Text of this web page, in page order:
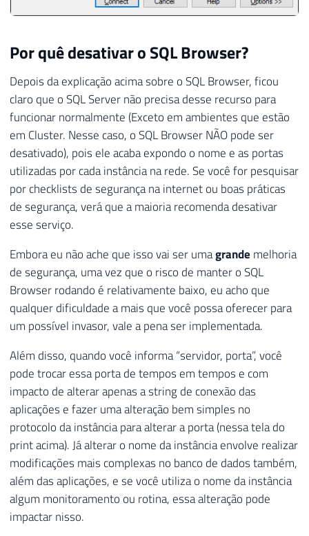
Por quê desativar o SQL Browser?
Depois da explicação acima sobre o SQL Browser, ficou
claro que o SQL Server não precisa desse recurso para
funcionar normalmente (Exceto em ambientes que estão
em Cluster. Nesse caso, o SQL Browser NÃO pode ser
desativado), pois ele acaba expondo o nome e as portas
utilizadas por cada instância na rede. Se você for pesquisar
por checklists de segurança na internet ou boas práticas
de segurança, verá que a maioria recomenda desativar
esse serviço.
Embora eu não ache que isso vai ser umagrande melhoria
de segurança, uma vez que o risco de manter o SQL
Browser rodando é relativamente baixo, eu acho que
qualquer dificuldade a mais que você possa oferecer para
um possível invasor, vale a pena ser implementada.
Além disso, quando você informa “servidor, porta”, você
pode trocar essa porta de tempos em tempos e com
impacto de alterar apenas a string de conexão das
aplicações e fazer uma alteração bem simples no
protocolo da instância para alterar a porta (nessa tela do
print acima). Já alterar o nome da instância envolve realizar
modificações mais complexas no banco de dados também,
além das aplicações, e se você utiliza o nome da instância
algum monitoramento ou rotina, essa alteração pode
impactar nisso.